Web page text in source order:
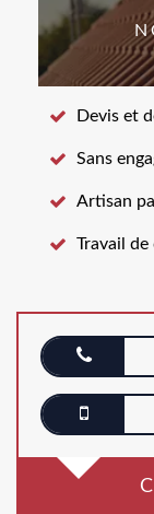
Devis et
Sans
Artisan
Travail